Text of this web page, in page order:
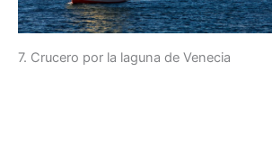
7. Crucero por la laguna de Venecia